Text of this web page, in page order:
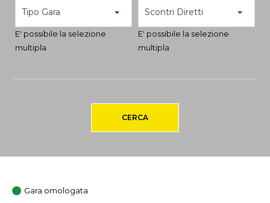
Tipo Gara
E' possibile la selezione
multipla
Scontri Diretti
E' possibile la selezione
multipla
CERCA
Gara omologata